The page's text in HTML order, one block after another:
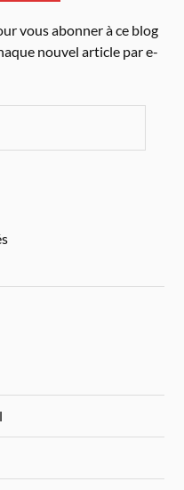
vous abonner à ce blog
nouvel article par e-